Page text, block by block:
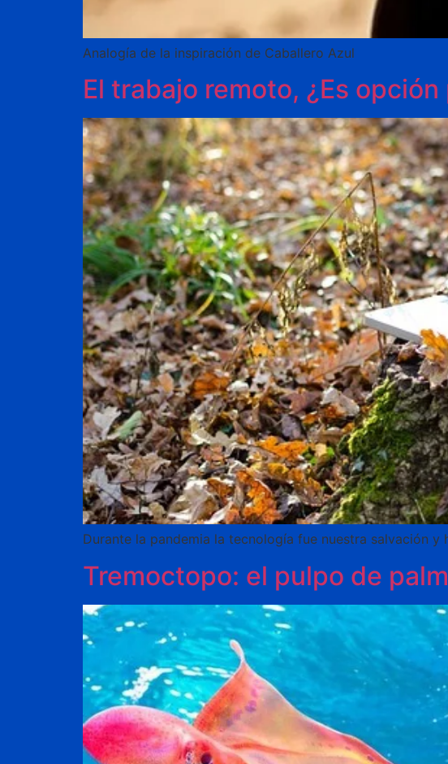
Analogía de la inspiración de Caballero Azul
El trabajo remoto, ¿Es
Durante la pandemia la tecnología fue nuestra salvación
Tremoctopo: el pulpo de